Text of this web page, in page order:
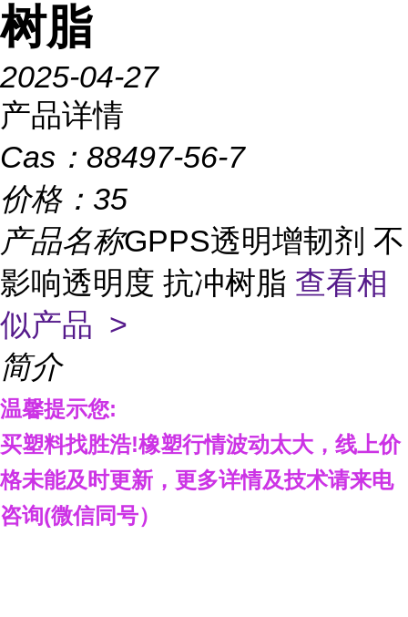
树脂
2025-04-27
产品详情
Cas： 88497-56-7
价格： 35
产品名称GPPS透明增韧剂 不
影响透明度 抗冲树脂 查看相
似产品 >
简介
温馨提示您:
买塑料找胜浩!橡塑行情波动太大，线上价
格未能及时更新， 更多详情及技术请来电
咨询(微信同号）